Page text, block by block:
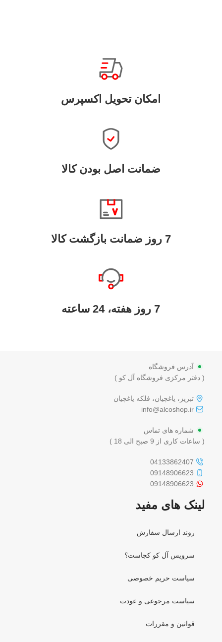
امکان تحویل اکسپرس
ضمانت اصل بودن کالا
7 روز ضمانت بازگشت کالا
7 روز هفته، 24 ساعته
آدرس فروشگاه
( دفتر مرکزی فروشگاه آل کو )
تبریز، یاغچیان، فلکه یاغچیان
info@alcoshop.ir
شماره های تماس
( ساعات کاری از 9 صبح الی 18 )
04133862407
09148906623
09148906623
لینک های مفید
روند ارسال سفارش
سرویس آل کو کجاست؟
سیاست حریم خصوصی
سیاست مرجوعی و عودت
قوانین و مقررات